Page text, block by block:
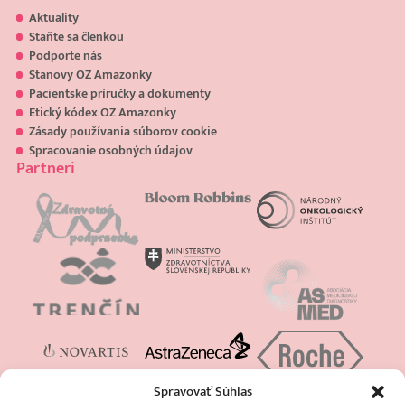
Spravovať Súhlas
Aktuality
Staňte sa členkou
Podporte nás
Stanovy OZ Amazonky
Pacientske príručky a dokumenty
Etický kódex OZ Amazonky
Zásady používania súborov cookie
Spracovanie osobných údajov
Partneri